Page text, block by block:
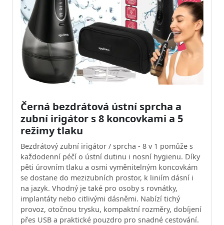
Černá bezdrátová ústní sprcha a
zubní irigátor s 8 koncovkami a 5
režimy tlaku
Bezdrátový zubní irigátor / sprcha - 8 v 1 pomůže s
každodenní péčí o ústní dutinu i nosní hygienu. Díky
pěti úrovním tlaku a osmi vyměnitelným koncovkám
se dostane do mezizubních prostor, k liniím dásní i
na jazyk. Vhodný je také pro osoby s rovnátky,
implantáty nebo citlivými dásněmi. Nabízí tichý
provoz, otočnou trysku, kompaktní rozměry, dobíjení
přes USB a praktické pouzdro pro snadné cestování.